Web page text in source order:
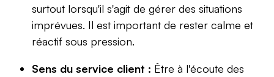
surtout lorsqu'il s'agit de gérer des situations
imprévues. Il est important de rester calme et
réactif sous pression.
Sens du service client : Être à l'écoute des